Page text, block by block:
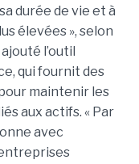
durée de vie et à
élevées », selon
l’outil
qui fournit des
maintenir les
aux actifs. « Par
avec